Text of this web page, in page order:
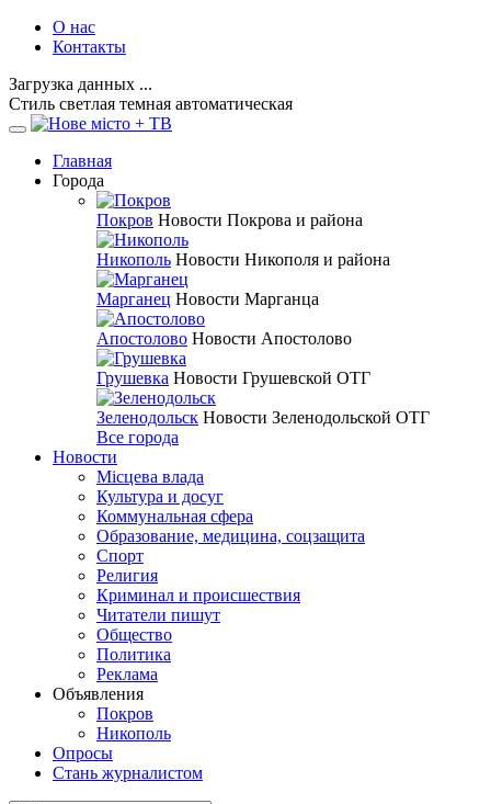
О нас
Контакты
Загрузка данных ...
Стиль светлая темная автоматическая
Главная
Города
Покров Новости Покрова и района
Никополь Новости Никополя и района
Марганец Новости Марганца
Апостолово Новости Апостолово
Грушевка Новости Грушевской ОТГ
Зеленодольск Новости Зеленодольской ОТГ
Все города
Новости
Місцева влада
Культура и досуг
Коммунальная сфера
Образование, медицина, соцзащита
Спорт
Религия
Криминал и происшествия
Читатели пишут
Общество
Политика
Реклама
Объявления
Покров
Никополь
Опросы
Стань журналистом